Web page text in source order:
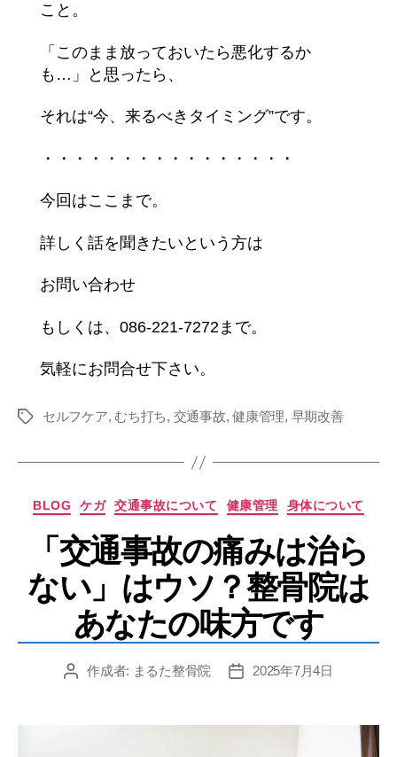
こと。
「このまま放っておいたら悪化するか
も…」と思ったら、
それは“今、来るべきタイミング”です。
・・・・・・・・・・・・・・・・
今回はここまで。
詳しく話を聞きたいという方は
お問い合わせ
もしくは、086-221-7272まで。
気軽にお問合せ下さい。
タ
セルフケア, むち打ち, 交通事故,健康管理, 早期改善
カ
ゴ
リ
ー
BLOG ケガ 交通事故について 健康管理 身体について
「交通事故の痛みは治ら
ない」はウソ？整骨院は
あなたの味方です
投 作成者: まるた整骨院
投
2025年7月4日